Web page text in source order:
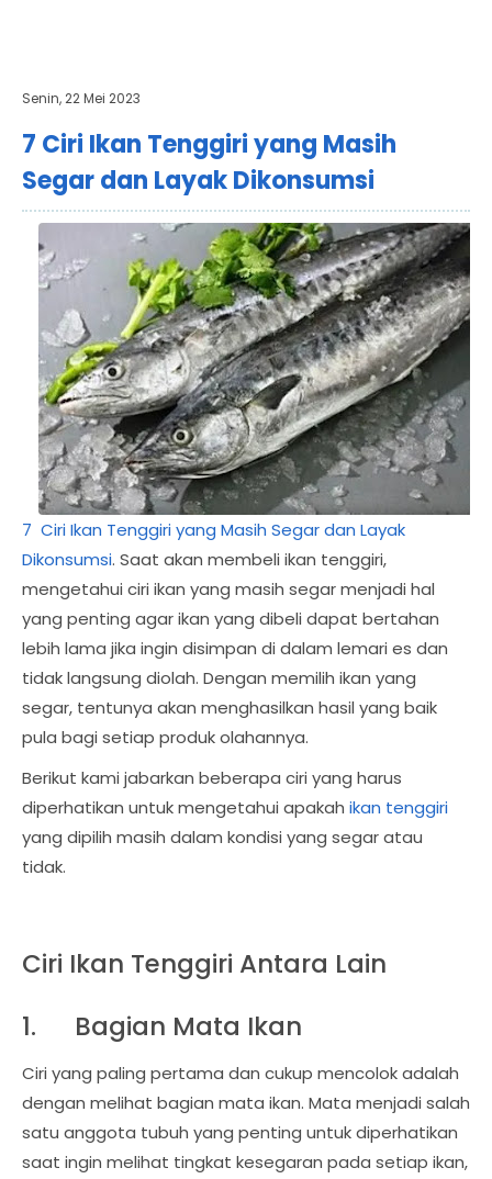
Senin, 22 Mei 2023
7 Ciri Ikan Tenggiri yang Masih
Segar dan Layak Dikonsumsi
7 Ciri Ikan Tenggiri yang Masih Segar dan Layak
Dikonsumsi. Saat akan membeli ikan tenggiri,
mengetahui ciri ikan yang masih segar menjadi hal
yang penting agar ikan yang dibeli dapat bertahan
lebih lama jika ingin disimpan di dalam lemari es dan
tidak langsung diolah. Dengan memilih ikan yang
segar, tentunya akan menghasilkan hasil yang baik
pula bagi setiap produk olahannya.
Berikut kami jabarkan beberapa ciri yang harus
diperhatikan untuk mengetahui apakah ikan tenggiri
yang dipilih masih dalam kondisi yang segar atau
tidak.
Ciri Ikan Tenggiri Antara Lain
1.
Bagian Mata Ikan
Ciri yang paling pertama dan cukup mencolok adalah
dengan melihat bagian mata ikan. Mata menjadi salah
satu anggota tubuh yang penting untuk diperhatikan
saat ingin melihat tingkat kesegaran pada setiap ikan,